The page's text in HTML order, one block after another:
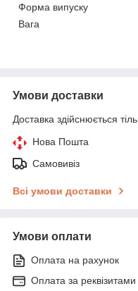
Форма випуску
Вага
Умови доставки
Доставка здійснюється
Нова Пошта
Самовивіз
Всі умови доставки
Умови оплати
Оплата на рахунок
Оплата за реквізитами